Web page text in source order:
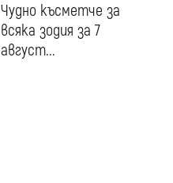
Чудно късметче за
всяка зодия за 7
август...